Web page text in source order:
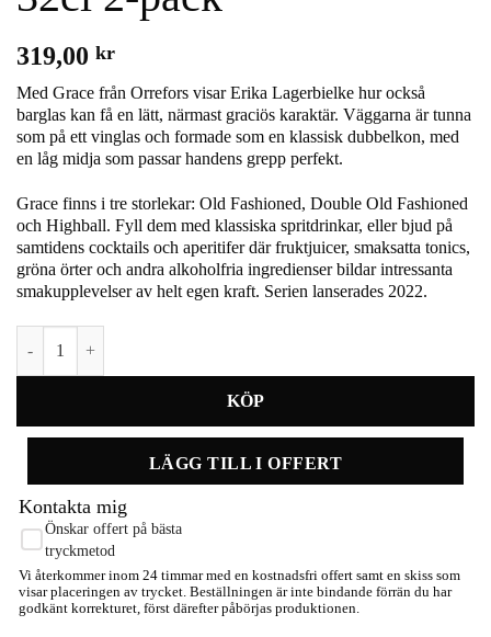
319,00 kr
Med Grace från Orrefors visar Erika Lagerbielke hur också
barglas kan få en lätt, närmast graciös karaktär. Väggarna är tunna
som på ett vinglas och formade som en klassisk dubbelkon, med
en låg midja som passar handens grepp perfekt.
Grace finns i tre storlekar: Old Fashioned, Double Old Fashioned
och Highball. Fyll dem med klassiska spritdrinkar, eller bjud på
samtidens cocktails och aperitifer där fruktjuicer, smaksatta tonics,
gröna örter och andra alkoholfria ingredienser bildar intressanta
smakupplevelser av helt egen kraft. Serien lanserades 2022.
Kontakta mig
Önskar offert på bästa
tryckmetod
Vi återkommer inom 24 timmar med en kostnadsfri offert samt en skiss som
visar placeringen av trycket. Beställningen är inte bindande förrän du har
godkänt korrekturet, först därefter påbörjas produktionen.
LÄGG TILL I OFFERT